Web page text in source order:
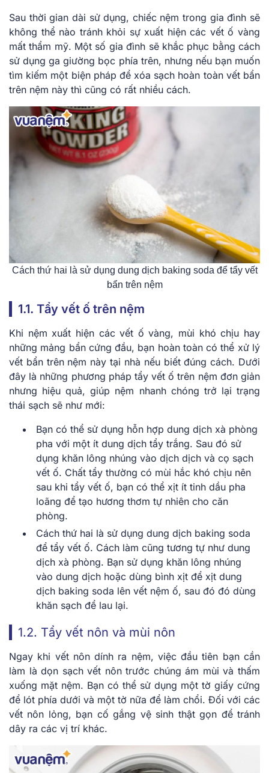
Sau thời gian dài sử dụng, chiếc nệm trong gia đình sẽ
không thể nào tránh khỏi sự xuất hiện các vết ố vàng
mất thẩm mỹ. Một số gia đình sẽ khắc phục bằng cách
sử dụng ga giường bọc phía trên, nhưng nếu bạn muốn
tìm kiếm một biện pháp để xóa sạch hoàn toàn vết bẩn
trên nệm này thì cũng có rất nhiều cách.
Cách thứ hai là sử dụng dung dịch baking soda để tẩy vết
bẩn trên nệm
1.1. Tẩy vết ố trên nệm
Khi nệm xuất hiện các vết ố vàng, mùi khó chịu hay
những mảng bẩn cứng đầu, bạn hoàn toàn có thể xử lý
vết bẩn trên nệm này tại nhà nếu biết đúng cách. Dưới
đây là những phương pháp tẩy vết ố trên nệm đơn giản
nhưng hiệu quả, giúp nệm nhanh chóng trở lại trạng
thái sạch sẽ như mới:
Bạn có thể sử dụng hỗn hợp dung dịch xà phòng
pha với một ít dung dịch tẩy trắng. Sau đó sử
dụng khăn lông nhúng vào dịch dịch và cọ sạch
vết ố. Chất tẩy thường có mùi hắc khó chịu nên
sau khi tẩy vết ố, bạn có thể xịt ít tinh dầu pha
loãng để tạo hương thơm tự nhiên cho căn
phòng.
Cách thứ hai là sử dụng dung dịch baking soda
để tẩy vết ố. Cách làm cũng tương tự như dung
dịch xà phòng. Bạn sử dụng khăn lông nhúng
vào dung dịch hoặc dùng bình xịt để xịt dung
dịch baking soda lên vết nệm ố, sau đó đó dùng
khăn sạch để lau lại.
1.2. Tẩy vết nôn và mùi nôn
Ngay khi vết nôn dính ra nệm, việc đầu tiên bạn cần
làm là dọn sạch vết nôn trước chúng ám mùi và thấm
xuống mặt nệm. Bạn có thể sử dụng một tờ giấy cứng
để lót phía dưới và một tờ nữa để làm chổi. Đối với các
vết nôn lỏng, bạn cố gắng vệ sinh thật gọn để tránh
dây ra các vị trí khác.